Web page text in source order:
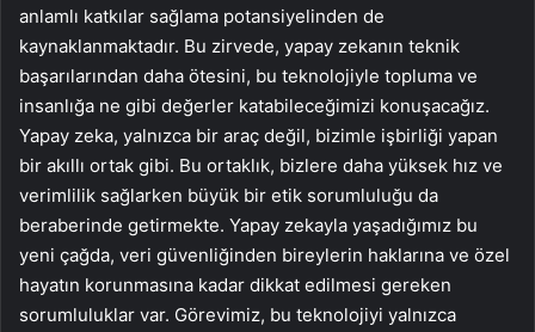
anlamlı katkılar sağlama potansiyelinden de
kaynaklanmaktadır. Bu zirvede, yapay zekanın teknik
başarılarından daha ötesini, bu teknolojiyle topluma ve
insanlığa ne gibi değerler katabileceğimizi konuşacağız.
Yapay zeka, yalnızca bir araç değil, bizimle işbirliği yapan
bir akıllı ortak gibi. Bu ortaklık, bizlere daha yüksek hız ve
verimlilik sağlarken büyük bir etik sorumluluğu da
beraberinde getirmekte. Yapay zekayla yaşadığımız bu
yeni çağda, veri güvenliğinden bireylerin haklarına ve özel
hayatın korunmasına kadar dikkat edilmesi gereken
sorumluluklar var. Görevimiz, bu teknolojiyi yalnızca